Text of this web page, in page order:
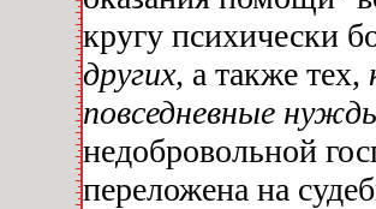
кругу психически
других, а также тех,
повседневные
недобровольной
переложена на